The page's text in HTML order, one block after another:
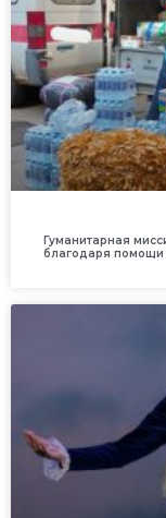
Гуманитарная
благодаря помощи